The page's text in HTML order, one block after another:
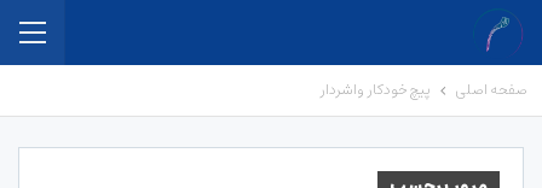
صفحه اصلی پیچ خودکار واشردار